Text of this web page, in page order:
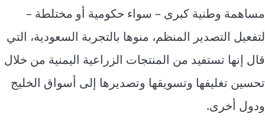
مساهمة وطنية كبرى – سواء حكومية أو مختلطة –
لتفعيل التصدير المنظم، منوها بالتجربة السعودية، التي
قال إنها تستفيد من المنتجات الزراعية اليمنية من خلال
تحسين تغليفها وتسويقها وتصديرها إلى أسواق الخليج
ودول أخرى.